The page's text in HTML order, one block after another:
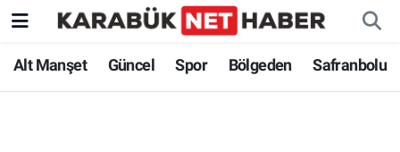
Alt Manşet Güncel Spor Bölgeden Safranbolu